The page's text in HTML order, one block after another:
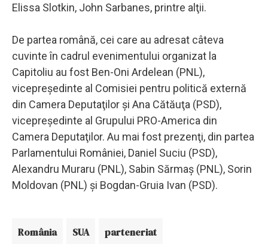
Elissa Slotkin, John Sarbanes, printre alţii.
De partea română, cei care au adresat câteva
cuvinte în cadrul evenimentului organizat la
Capitoliu au fost Ben-Oni Ardelean (PNL),
vicepreşedinte al Comisiei pentru politică externă
din Camera Deputaţilor şi Ana Cătăuţa (PSD),
vicepreşedinte al Grupului PRO-America din
Camera Deputaţilor. Au mai fost prezenţi, din partea
Parlamentului României, Daniel Suciu (PSD),
Alexandru Muraru (PNL), Sabin Sărmaş (PNL), Sorin
Moldovan (PNL) şi Bogdan-Gruia Ivan (PSD).
România SUA parteneriat